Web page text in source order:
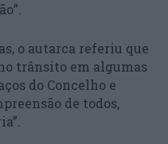
o autarca referiu que
trânsito em algumas
do Concelho e
de todos,